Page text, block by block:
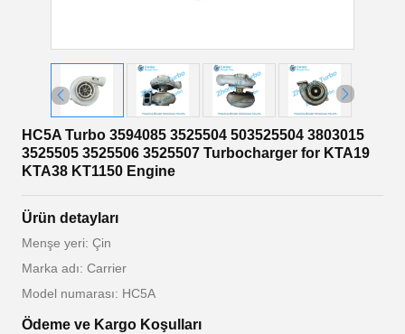
HC5A Turbo 3594085 3525504 503525504 3803015
3525505 3525506 3525507 Turbocharger for KTA19
KTA38 KT1150 Engine
Ürün detayları
Menşe yeri: Çin
Marka adı: Carrier
Model numarası: HC5A
Ödeme ve Kargo Koşulları